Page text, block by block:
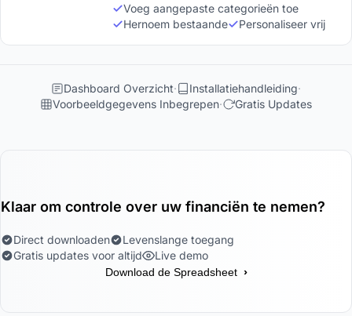
Voeg aangepaste categorieën toe
Hernoem bestaande
Personaliseer vrij
Dashboard Overzicht
Installatiehandleiding
Voorbeeldgegevens Inbegrepen
Gratis Updates
Klaar om controle over uw financiën te nemen?
Direct downloaden
Levenslange toegang
Gratis updates voor altijd
Live demo
Download de Spreadsheet ›